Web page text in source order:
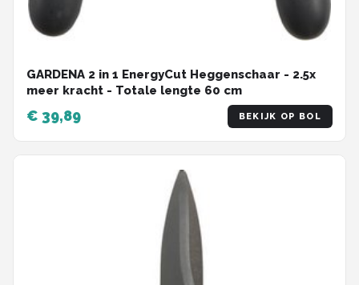
GARDENA 2 in 1 EnergyCut Heggenschaar - 2.5x
meer kracht - Totale lengte 60 cm
€ 39,89 BEKIJK OP BOL